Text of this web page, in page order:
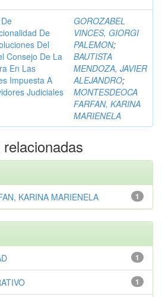
De
Del
Consejo De La
En Las
Impuesta A
Judiciales
GOROZABEL
VINCES, GIORGI
PALEMON;
BAUTISTA
MENDOZA, JAVIER
ALEJANDRO;
MONTESDEOCA
FARFAN, KARINA
MARIENELA
1
KARINA MARIENELA
1
1